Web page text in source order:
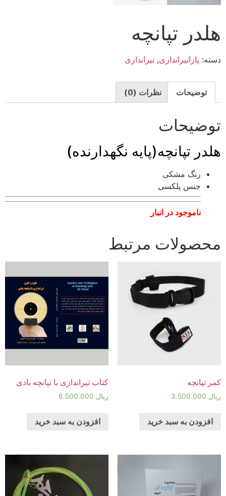
هلدر تپانچه
دسته: پاراتیراندازی, تیراندازی
توضیحات نظرات (0)
توضیحات
هلدر تپانچه(پایه نگهدارنده)
رنگ مشکی
جنس پلکسی
ناموجود در انبار
محصولات مرتبط
کمر تپانچه
ریال
افزودن به سبد خرید
کتاب تیراندازی با تپانچه بادی
ریال
افزودن به سبد خرید